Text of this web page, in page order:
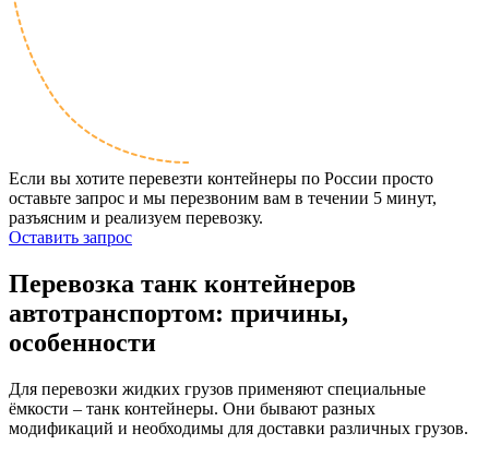
Если вы хотите перевезти контейнеры по России просто
оставьте запрос и мы перезвоним вам в течении 5 минут,
разъясним и реализуем перевозку.
Оставить запрос
Перевозка танк контейнеров
автотранспортом: причины,
особенности
Для перевозки жидких грузов применяют специальные
ёмкости – танк контейнеры. Они бывают разных
модификаций и необходимы для доставки различных грузов.